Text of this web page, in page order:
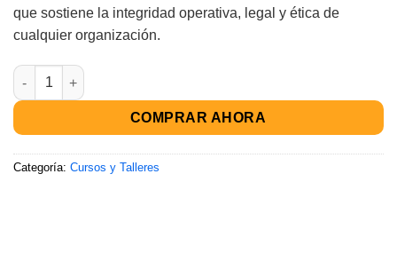
que sostiene la integridad operativa, legal y ética de
cualquier organización.
COMPRAR AHORA
Categoría: Cursos y Talleres